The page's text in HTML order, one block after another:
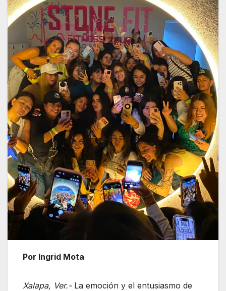
Por Ingrid Mota
Xalapa, Ver.-La emoción y el entusiasmo de